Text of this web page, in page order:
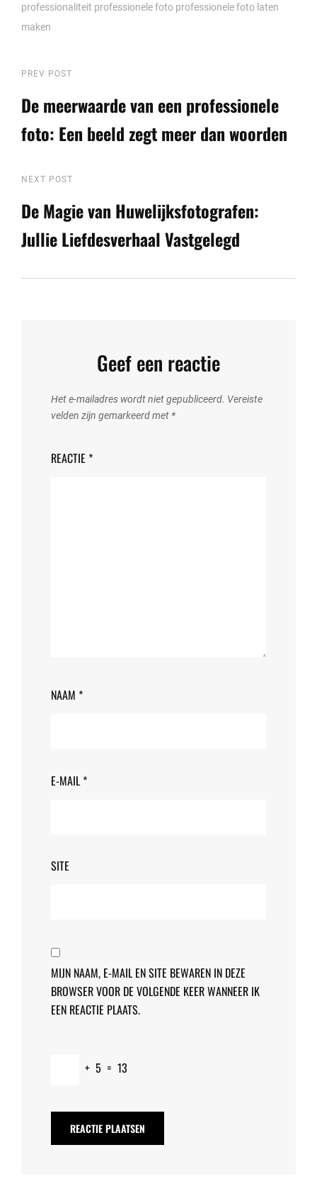
professionaliteit professionele foto professionele foto laten
maken
Berichtnavigatie
Previous
Post
PREV POST
De meerwaarde van een professionele
foto: Een beeld zegt meer dan woorden
Next
Post
NEXT POST
De Magie van Huwelijksfotografen:
Jullie Liefdesverhaal Vastgelegd
Geef een reactie
Het e-mailadres wordt niet gepubliceerd. Vereiste
velden zijn gemarkeerd met *
REACTIE *
NAAM *
E-MAIL *
SITE
MIJN NAAM, E-MAIL EN SITE BEWAREN IN DEZE
BROWSER VOOR DE VOLGENDE KEER WANNEER IK
EEN REACTIE PLAATS.
+ 5 = 13